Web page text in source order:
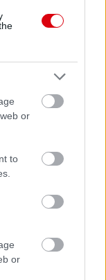
or
to
or